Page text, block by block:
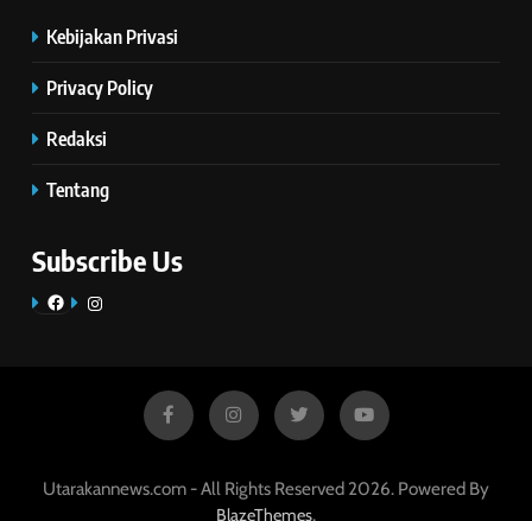
Kebijakan Privasi
Privacy Policy
Redaksi
Tentang
Subscribe Us
FacebookInstagram
Utarakannews.com - All Rights Reserved 2026. Powered By
BlazeThemes.